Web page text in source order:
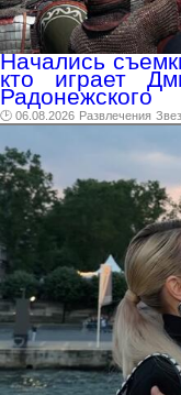
Начались
кто играет
Радонежского
🕑 06.08.2026 Развлечения